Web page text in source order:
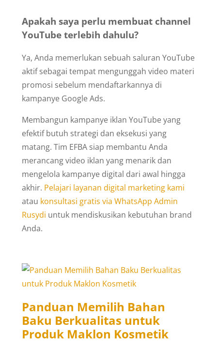
Apakah saya perlu membuat channel
YouTube terlebih dahulu?
Ya, Anda memerlukan sebuah saluran YouTube
aktif sebagai tempat mengunggah video materi
promosi sebelum mendaftarkannya di
kampanye Google Ads.
Membangun kampanye iklan YouTube yang
efektif butuh strategi dan eksekusi yang
matang. Tim EFBA siap membantu Anda
merancang video iklan yang menarik dan
mengelola kampanye digital dari awal hingga
akhir. Pelajari layanan digital marketing kami
atau konsultasi gratis via WhatsApp Admin
Rusydi untuk mendiskusikan kebutuhan brand
Anda.
Panduan Memilih Bahan
Baku Berkualitas untuk
Produk Maklon Kosmetik